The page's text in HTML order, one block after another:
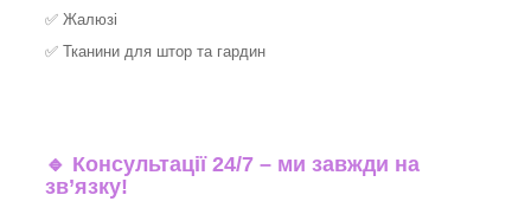
✅ Жалюзі
✅ Тканини для штор та гардин
🔹 Консультації 24/7 – ми завжди на
зв’язку!